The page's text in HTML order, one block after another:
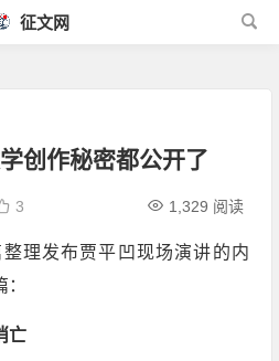
征文网
创作秘密都公开了
1,329 阅读
3
理发布贾平凹现场演讲的内
亡